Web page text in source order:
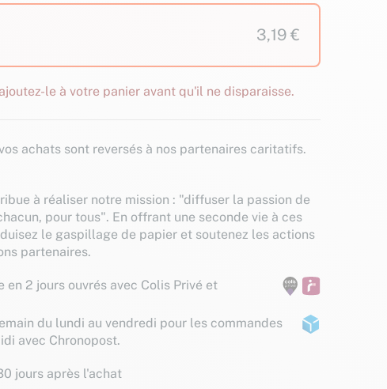
3,19 €
le à votre panier avant qu'il ne disparaisse.
achats sont reversés à nos partenaires caritatifs.
à réaliser notre mission : "diffuser la passion de
pour tous". En offrant une seconde vie à ces
le gaspillage de papier et soutenez les actions
partenaires.
en 2 jours ouvrés avec Colis Privé et
du lundi au vendredi pour les commandes
avec Chronopost.
jours après l'achat